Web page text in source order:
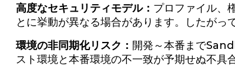
高度なセキュリティモデル： プロファイル、
とに挙動が異なる場合があります。したがっ
環境の非同期化リスク： 開発～本番まで
スト環境と本番環境の不一致が予期せぬ不具